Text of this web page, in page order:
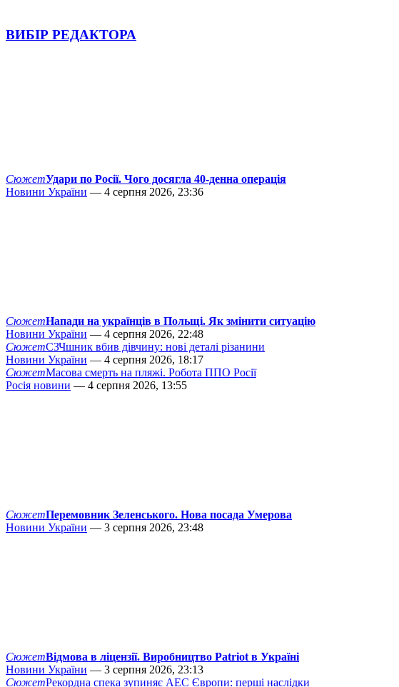
ВИБІР РЕДАКТОРА
СюжетУдари по Росії. Чого досягла 40-денна операція
Новини України — 4 серпня 2026, 23:36
СюжетНапади на українців в Польщі. Як змінити ситуацію
Новини України — 4 серпня 2026, 22:48
СюжетСЗЧшник вбив дівчину: нові деталі різанини
Новини України — 4 серпня 2026, 18:17
СюжетМасова смерть на пляжі. Робота ППО Росії
Росія новини — 4 серпня 2026, 13:55
СюжетПеремовник Зеленського. Нова посада Умерова
Новини України — 3 серпня 2026, 23:48
СюжетВідмова в ліцензії. Виробництво Patriot в Україні
Новини України — 3 серпня 2026, 23:13
СюжетРекордна спека зупиняє АЕС Європи: перші наслідки